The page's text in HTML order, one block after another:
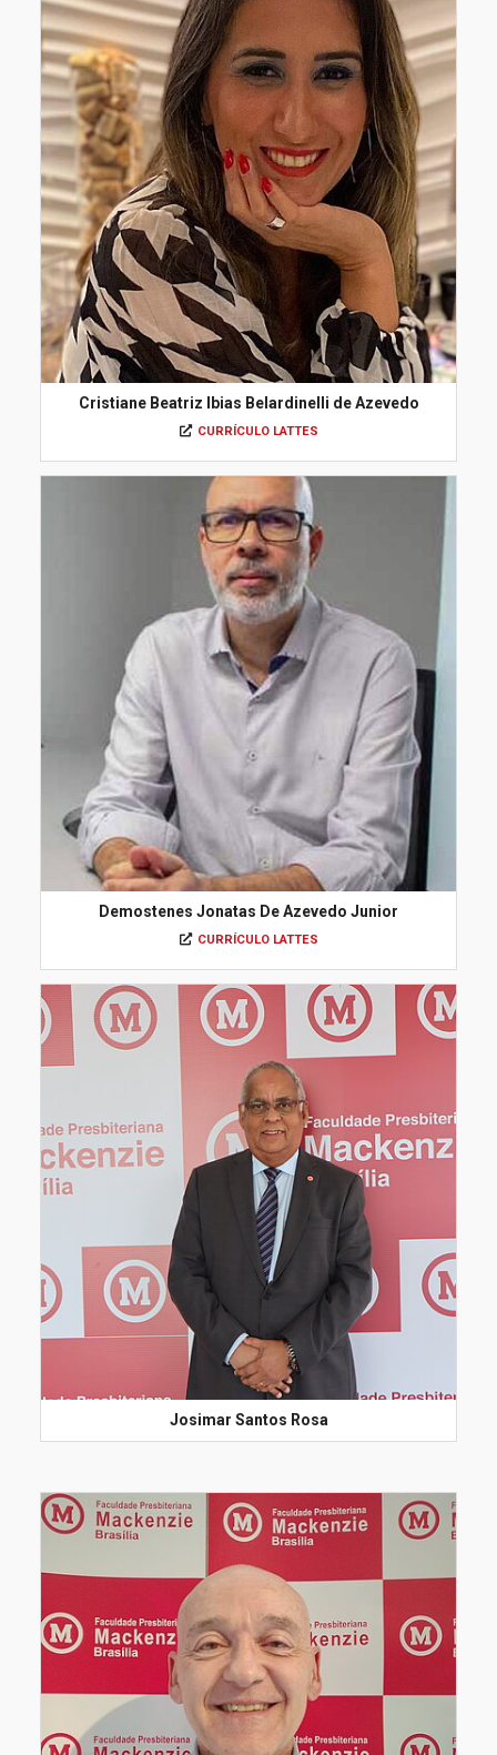
Cristiane Beatriz Ibias Belardinelli de Azevedo
CURRÍCULO LATTES
Demostenes Jonatas De Azevedo Junior
CURRÍCULO LATTES
Josimar Santos Rosa